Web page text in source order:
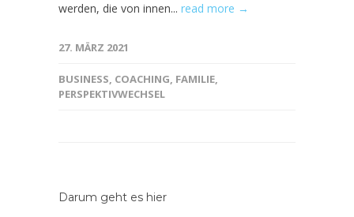
werden, die von innen... read more →
27. MÄRZ 2021
BUSINESS, COACHING, FAMILIE,
PERSPEKTIVWECHSEL
Darum geht es hier